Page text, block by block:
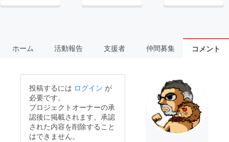
ホーム 活動報告 支援者 仲間募集 コメント
投稿するには ログイン が
必要です。
プロジェクトオーナーの承
認後に掲載されます。承認
された内容を削除すること
はできません。